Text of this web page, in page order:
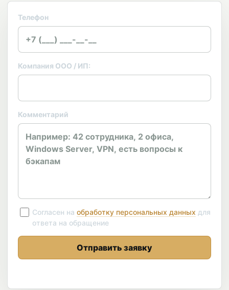
Телефон
Компания ООО / ИП:
Комментарий
Согласен на обработку персональных данных для
ответа на обращение
Отправить заявку